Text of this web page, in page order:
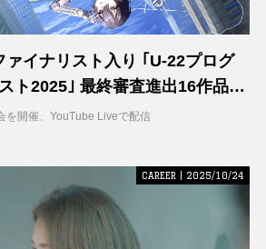
ァイナリスト入り ｢U-22プログ
ト2025｣ 最終審査進出16作品が
を開催、YouTube Liveで配信
CAREER | 2025/10/24